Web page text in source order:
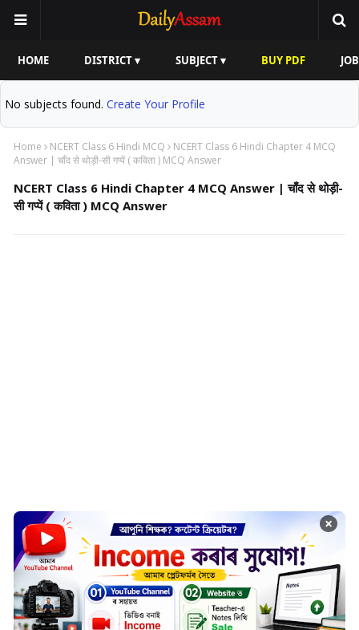
HOME DISTRICT ▾ SUBJECT ▾ BUY PDF
No subjects found. Create Your Profile
Home NCERT Class 6 Hindi MCQ
NCERT Class 6 Hindi Chapter 4 MCQ
Answer | चाँद से थोड़ी-सी गप्पें ( कविता ) MCQ Answer
NCERT Class 6 Hindi Chapter 4 MCQ Answer | चाँद से थोड़ी-
सी गप्पें ( कविता ) MCQ Answer
×